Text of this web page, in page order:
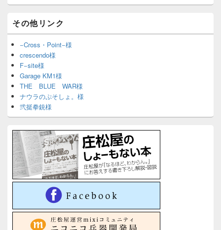
その他リンク
−Cross・Point−様
crescendo様
F−site様
Garage KM1様
THE BLUE WAR様
ナウラのぷそしょ。様
弐挺拳銃様